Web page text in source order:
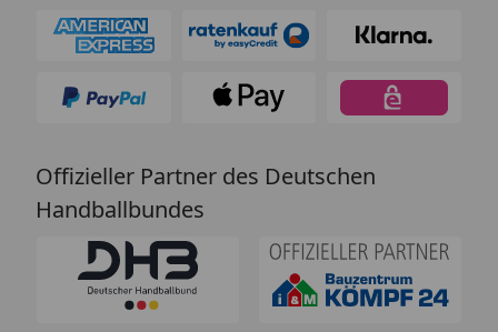
Offizieller Partner des Deutschen
Handballbundes